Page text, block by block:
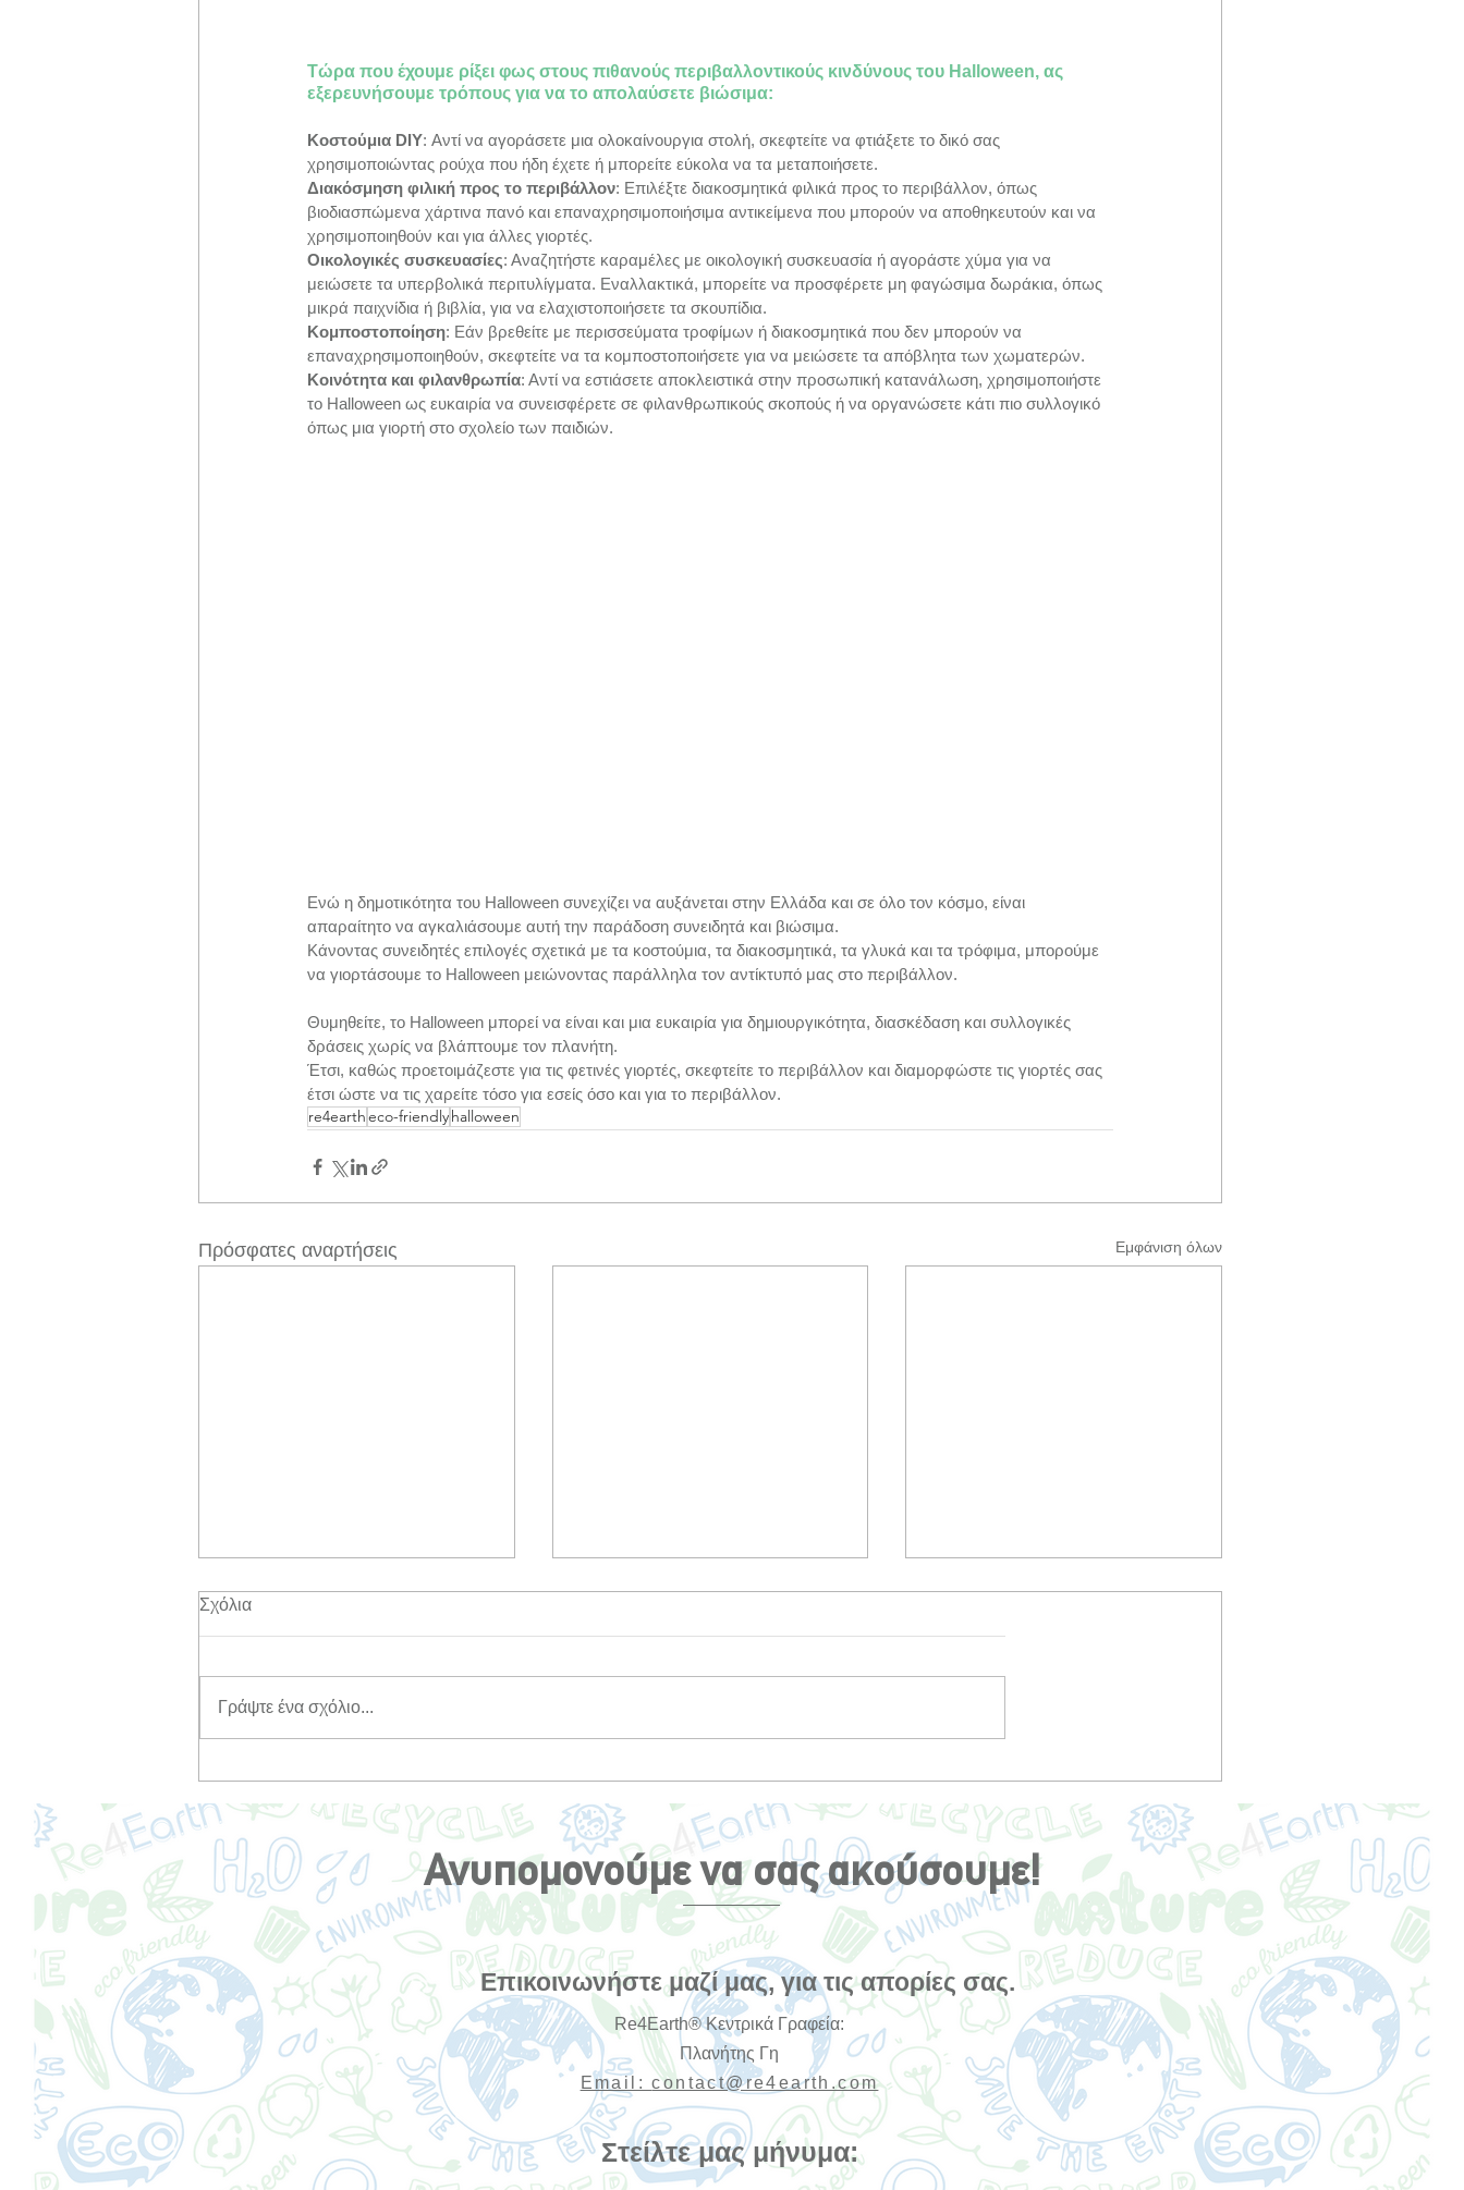
Τώρα που έχουμε ρίξει φως στους πιθανούς περιβαλλοντικούς κινδύνους του Halloween, ας
εξερευνήσουμε τρόπους για να το απολαύσετε βιώσιμα:
Κοστούμια DIY: Αντί να αγοράσετε μια ολοκαίνουργια στολή, σκεφτείτε να φτιάξετε το δικό σας
χρησιμοποιώντας ρούχα που ήδη έχετε ή μπορείτε εύκολα να τα μεταποιήσετε.
Διακόσμηση φιλική προς το περιβάλλον: Επιλέξτε διακοσμητικά φιλικά προς το περιβάλλον, όπως
βιοδιασπώμενα χάρτινα πανό και επαναχρησιμοποιήσιμα αντικείμενα που μπορούν να αποθηκευτούν και να
χρησιμοποιηθούν και για άλλες γιορτές.
Οικολογικές συσκευασίες: Αναζητήστε καραμέλες με οικολογική συσκευασία ή αγοράστε χύμα για να
μειώσετε τα υπερβολικά περιτυλίγματα. Εναλλακτικά, μπορείτε να προσφέρετε μη φαγώσιμα δωράκια, όπως
μικρά παιχνίδια ή βιβλία, για να ελαχιστοποιήσετε τα σκουπίδια.
Κομποστοποίηση: Εάν βρεθείτε με περισσεύματα τροφίμων ή διακοσμητικά που δεν μπορούν να
επαναχρησιμοποιηθούν, σκεφτείτε να τα κομποστοποιήσετε για να μειώσετε τα απόβλητα των χωματερών.
Κοινότητα και φιλανθρωπία: Αντί να εστιάσετε αποκλειστικά στην προσωπική κατανάλωση, χρησιμοποιήστε
το Halloween ως ευκαιρία να συνεισφέρετε σε φιλανθρωπικούς σκοπούς ή να οργανώσετε κάτι πιο συλλογικό
όπως μια γιορτή στο σχολείο των παιδιών.
Ενώ η δημοτικότητα του Halloween συνεχίζει να αυξάνεται στην Ελλάδα και σε όλο τον κόσμο, είναι
απαραίτητο να αγκαλιάσουμε αυτή την παράδοση συνειδητά και βιώσιμα.
Κάνοντας συνειδητές επιλογές σχετικά με τα κοστούμια, τα διακοσμητικά, τα γλυκά και τα τρόφιμα, μπορούμε
να γιορτάσουμε το Halloween μειώνοντας παράλληλα τον αντίκτυπό μας στο περιβάλλον.
Θυμηθείτε, το Halloween μπορεί να είναι και μια ευκαιρία για δημιουργικότητα, διασκέδαση και συλλογικές
δράσεις χωρίς να βλάπτουμε τον πλανήτη.
Έτσι, καθώς προετοιμάζεστε για τις φετινές γιορτές, σκεφτείτε το περιβάλλον και διαμορφώστε τις γιορτές σας
έτσι ώστε να τις χαρείτε τόσο για εσείς όσο και για το περιβάλλον.
re4eartheco-friendlyhalloween
Πρόσφατες αναρτήσεις Εμφάνιση όλων
δέρμα σας λαμπερό όλο το
χρόνο!
καρναβαλιού: Ένα κρυφό
κόστος γιορτής
Βιωσιμότητα (Μπορεί και όχι,
αλλά εμείς ελπίζουμε!)
Σχόλια
Γράψτε ένα σχόλιο...
Ανυπομονούμε να σας ακούσουμε!
Επικοινωνήστε μαζί μας, για τις απορίες σας.
Re4Earth® Κεντρικά Γραφεία:
Πλανήτης Γη
Email:contact@re4earth.com
Στείλτε μας μήνυμα: